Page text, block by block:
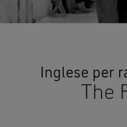
Inglese per
The